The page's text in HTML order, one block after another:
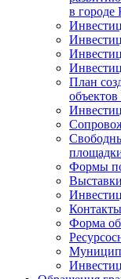
в городе
План
Формы
Контакты
Форма